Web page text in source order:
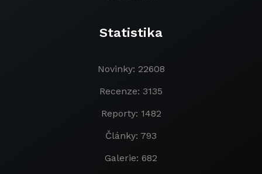
Statistika
Novinky: 22608
Recenze: 3135
Reporty: 1482
Články: 793
Galerie: 682